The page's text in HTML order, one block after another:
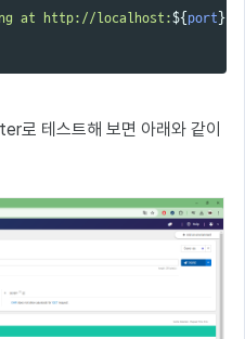
at http://localhost:${ port }
테스트해 보면 아래와 같이